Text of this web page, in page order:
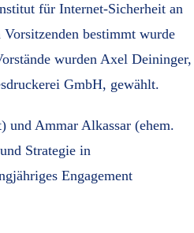
für Internet-Sicherheit an
bestimmt wurde
wurden Axel Deininger,
GmbH, gewählt.
und Ammar Alkassar (ehem.
Strategie in
Engagement